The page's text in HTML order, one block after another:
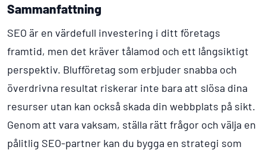
Sammanfattning
SEO är en värdefull investering i ditt företags
framtid, men det kräver tålamod och ett långsiktigt
perspektiv. Blufföretag som erbjuder snabba och
överdrivna resultat riskerar inte bara att slösa dina
resurser utan kan också skada din webbplats på sikt.
Genom att vara vaksam, ställa rätt frågor och välja en
pålitlig SEO-partner kan du bygga en strategi som